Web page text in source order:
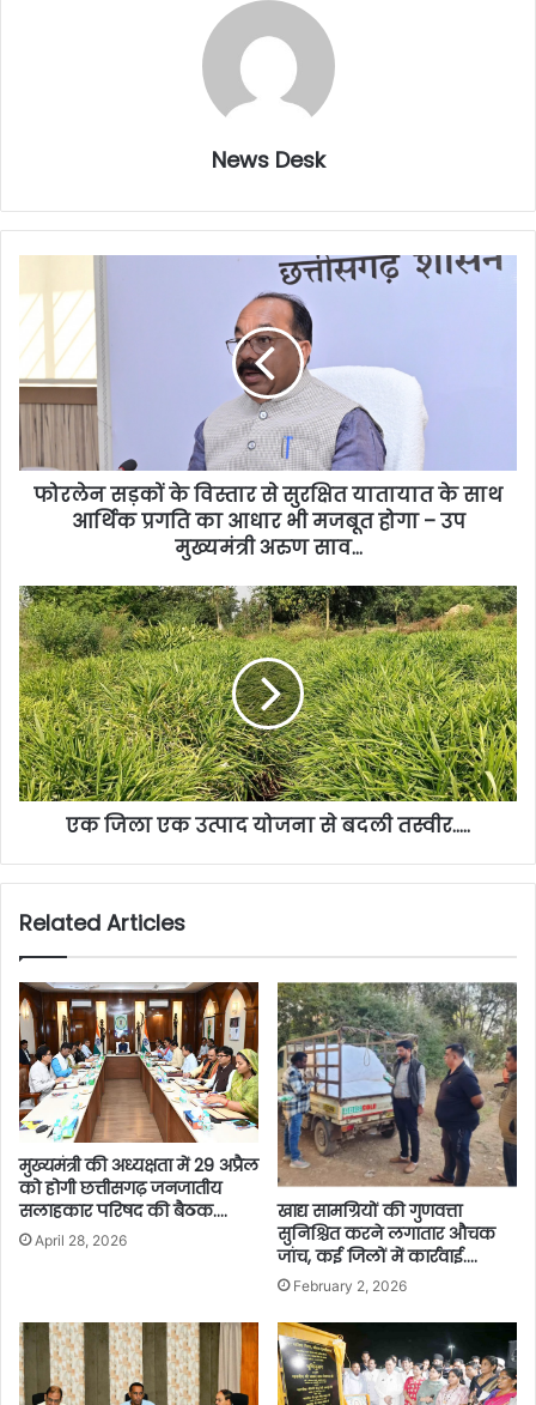
News Desk
फोरलेन सड़कों के विस्तार से सुरक्षित यातायात के साथ
आर्थिक प्रगति का आधार भी मजबूत होगा – उप
मुख्यमंत्री अरुण साव…
एक जिला एक उत्पाद योजना से बदली तस्वीर…..
Related Articles
मुख्यमंत्री की अध्यक्षता में 29 अप्रैल
को होगी छत्तीसगढ़ जनजातीय
सलाहकार परिषद की बैठक….
April 28, 2026
खाद्य सामग्रियों की गुणवत्ता
सुनिश्चित करने लगातार औचक
जांच, कई जिलों में कार्रवाई….
February 2, 2026